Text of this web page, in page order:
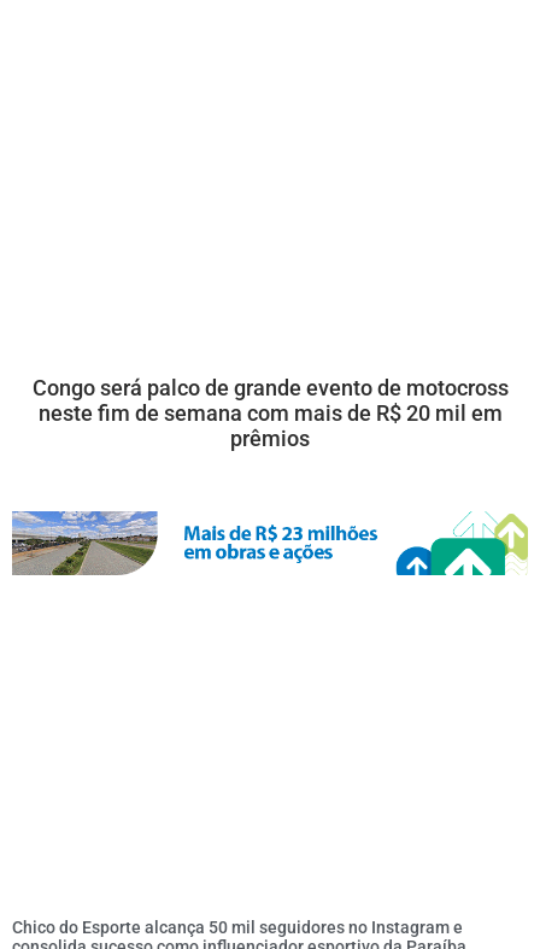
Congo será palco de grande evento de motocross
neste fim de semana com mais de R$ 20 mil em
prêmios
Chico do Esporte alcança 50 mil seguidores no Instagram e